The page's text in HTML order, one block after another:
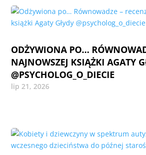
ODŻYWIONA PO…
NAJNOWSZEJ KSIĄŻKI AGATY
@PSYCHOLOG_O_DIECIE
lip 21, 2026